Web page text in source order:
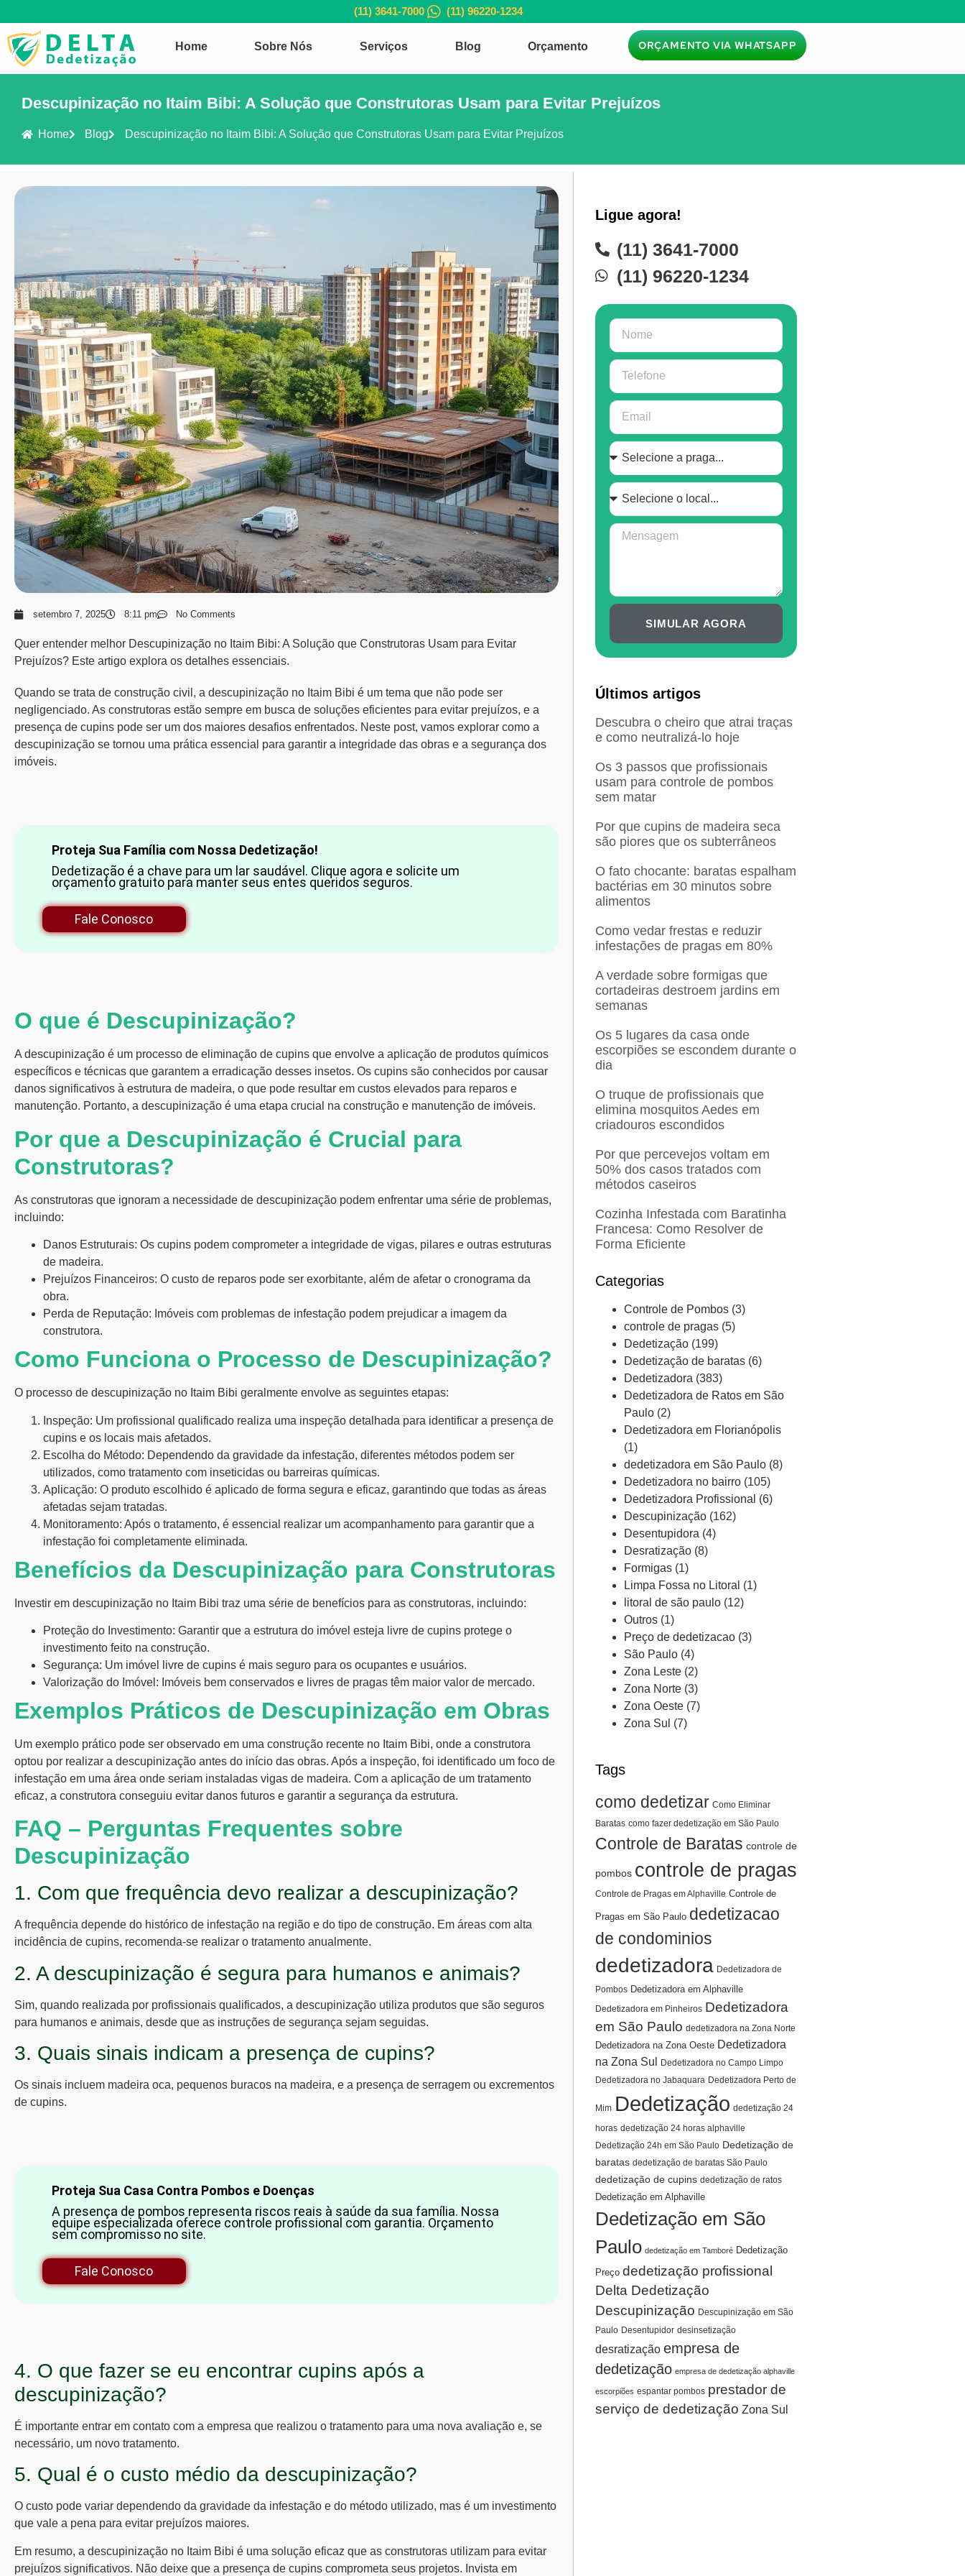
(11) 3641-7000 (11) 96220-1234
Home Sobre Nós Serviços Blog Orçamento ORÇAMENTO VIA WHATSAPP
Descupinização no Itaim Bibi: A Solução que Construtoras Usam para Evitar Prejuízos
Home Blog Descupinização no Itaim Bibi: A Solução que Construtoras Usam para Evitar Prejuízos
setembro 7, 2025 8:11 pm No Comments
Quer entender melhor Descupinização no Itaim Bibi: A Solução que Construtoras Usam para Evitar
Prejuízos? Este artigo explora os detalhes essenciais.
Quando se trata de construção civil, a descupinização no Itaim Bibi é um tema que não pode ser
negligenciado. As construtoras estão sempre em busca de soluções eficientes para evitar prejuízos, e a
presença de cupins pode ser um dos maiores desafios enfrentados. Neste post, vamos explorar como a
descupinização se tornou uma prática essencial para garantir a integridade das obras e a segurança dos
imóveis.
Proteja Sua Família com Nossa Dedetização!
Dedetização é a chave para um lar saudável. Clique agora e solicite um
orçamento gratuito para manter seus entes queridos seguros.
Fale Conosco
O que é Descupinização?
A descupinização é um processo de eliminação de cupins que envolve a aplicação de produtos químicos
específicos e técnicas que garantem a erradicação desses insetos. Os cupins são conhecidos por causar
danos significativos à estrutura de madeira, o que pode resultar em custos elevados para reparos e
manutenção. Portanto, a descupinização é uma etapa crucial na construção e manutenção de imóveis.
Por que a Descupinização é Crucial para
Construtoras?
As construtoras que ignoram a necessidade de descupinização podem enfrentar uma série de problemas,
incluindo:
Danos Estruturais: Os cupins podem comprometer a integridade de vigas, pilares e outras estruturas
de madeira.
Prejuízos Financeiros: O custo de reparos pode ser exorbitante, além de afetar o cronograma da
obra.
Perda de Reputação: Imóveis com problemas de infestação podem prejudicar a imagem da
construtora.
Como Funciona o Processo de Descupinização?
O processo de descupinização no Itaim Bibi geralmente envolve as seguintes etapas:
Inspeção: Um profissional qualificado realiza uma inspeção detalhada para identificar a presença de
cupins e os locais mais afetados.
Escolha do Método: Dependendo da gravidade da infestação, diferentes métodos podem ser
utilizados, como tratamento com inseticidas ou barreiras químicas.
Aplicação: O produto escolhido é aplicado de forma segura e eficaz, garantindo que todas as áreas
afetadas sejam tratadas.
Monitoramento: Após o tratamento, é essencial realizar um acompanhamento para garantir que a
infestação foi completamente eliminada.
Benefícios da Descupinização para Construtoras
Investir em descupinização no Itaim Bibi traz uma série de benefícios para as construtoras, incluindo:
Proteção do Investimento: Garantir que a estrutura do imóvel esteja livre de cupins protege o
investimento feito na construção.
Segurança: Um imóvel livre de cupins é mais seguro para os ocupantes e usuários.
Valorização do Imóvel: Imóveis bem conservados e livres de pragas têm maior valor de mercado.
Exemplos Práticos de Descupinização em Obras
Um exemplo prático pode ser observado em uma construção recente no Itaim Bibi, onde a construtora
optou por realizar a descupinização antes do início das obras. Após a inspeção, foi identificado um foco de
infestação em uma área onde seriam instaladas vigas de madeira. Com a aplicação de um tratamento
eficaz, a construtora conseguiu evitar danos futuros e garantir a segurança da estrutura.
FAQ – Perguntas Frequentes sobre
Descupinização
1. Com que frequência devo realizar a descupinização?
A frequência depende do histórico de infestação na região e do tipo de construção. Em áreas com alta
incidência de cupins, recomenda-se realizar o tratamento anualmente.
2. A descupinização é segura para humanos e animais?
Sim, quando realizada por profissionais qualificados, a descupinização utiliza produtos que são seguros
para humanos e animais, desde que as instruções de segurança sejam seguidas.
3. Quais sinais indicam a presença de cupins?
Os sinais incluem madeira oca, pequenos buracos na madeira, e a presença de serragem ou excrementos
de cupins.
Proteja Sua Casa Contra Pombos e Doenças
A presença de pombos representa riscos reais à saúde da sua família. Nossa
equipe especializada oferece controle profissional com garantia. Orçamento
sem compromisso no site.
Fale Conosco
4. O que fazer se eu encontrar cupins após a
descupinização?
É importante entrar em contato com a empresa que realizou o tratamento para uma nova avaliação e, se
necessário, um novo tratamento.
5. Qual é o custo médio da descupinização?
O custo pode variar dependendo da gravidade da infestação e do método utilizado, mas é um investimento
que vale a pena para evitar prejuízos maiores.
Em resumo, a descupinização no Itaim Bibi é uma solução eficaz que as construtoras utilizam para evitar
prejuízos significativos. Não deixe que a presença de cupins comprometa seus projetos. Invista em
Ligue agora!
(11) 3641-7000
(11) 96220-1234
SIMULAR AGORA
Últimos artigos
Descubra o cheiro que atrai traças
e como neutralizá-lo hoje
Os 3 passos que profissionais
usam para controle de pombos
sem matar
Por que cupins de madeira seca
são piores que os subterrâneos
O fato chocante: baratas espalham
bactérias em 30 minutos sobre
alimentos
Como vedar frestas e reduzir
infestações de pragas em 80%
A verdade sobre formigas que
cortadeiras destroem jardins em
semanas
Os 5 lugares da casa onde
escorpiões se escondem durante o
dia
O truque de profissionais que
elimina mosquitos Aedes em
criadouros escondidos
Por que percevejos voltam em
50% dos casos tratados com
métodos caseiros
Cozinha Infestada com Baratinha
Francesa: Como Resolver de
Forma Eficiente
Categorias
Controle de Pombos (3)
controle de pragas (5)
Dedetização (199)
Dedetização de baratas (6)
Dedetizadora (383)
Dedetizadora de Ratos em São
Paulo (2)
Dedetizadora em Florianópolis
(1)
dedetizadora em São Paulo (8)
Dedetizadora no bairro (105)
Dedetizadora Profissional (6)
Descupinização (162)
Desentupidora (4)
Desratização (8)
Formigas (1)
Limpa Fossa no Litoral (1)
litoral de são paulo (12)
Outros (1)
Preço de dedetizacao (3)
São Paulo (4)
Zona Leste (2)
Zona Norte (3)
Zona Oeste (7)
Zona Sul (7)
Tags
como dedetizar Como Eliminar
Baratas como fazer dedetização em São Paulo
Controle de Baratas controle de
pombos controle de pragas
Controle de Pragas em Alphaville Controle de
Pragas em São Paulo dedetizacao
de condominios
dedetizadora Dedetizadora de
Pombos Dedetizadora em Alphaville
Dedetizadora em Pinheiros Dedetizadora
em São Paulo dedetizadora na Zona Norte
Dedetizadora na Zona Oeste Dedetizadora
na Zona Sul
Dedetizadora no Campo Limpo
Dedetizadora no Jabaquara Dedetizadora Perto de
Mim Dedetização dedetização 24
horas dedetização 24 horas alphaville
Dedetização 24h em São Paulo Dedetização de
baratas dedetização de baratas São Paulo
dedetização de cupins dedetização de ratos
Dedetização em Alphaville
Dedetização em São
Paulo dedetização em Tamboré Dedetização
Preço dedetização profissional
Delta Dedetização
Descupinização Descupinização em São
Paulo Desentupidor desinsetização
desratização empresa de
dedetização empresa de dedetização alphaville
escorpiões espantar pombos prestador de
serviço de dedetização Zona Sul